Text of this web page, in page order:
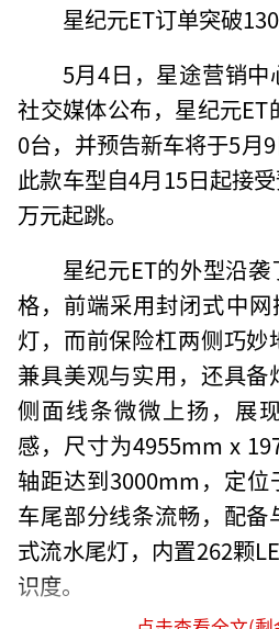
星纪元ET订单突破
5月4日，星途营销
社交媒体公布，星纪元
0台，并预告新车将于5月9
此款车型自4月15日起接
万元起跳。
星纪元ET的外型沿
格，前端采用封闭式中
灯，而前保险杠两侧巧妙
兼具美观与实用，还具
侧面线条微微上扬，展
感，尺寸为4955mm x
轴距达到3000mm，定位
车尾部分线条流畅，配
式流水尾灯，内置262颗
识度。